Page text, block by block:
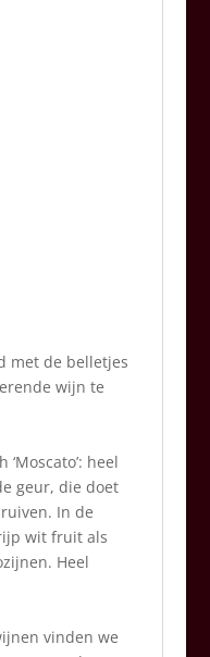
met de belletjes
wijn te
heel
geur, die doet
In de
wit fruit als
Heel
vinden we